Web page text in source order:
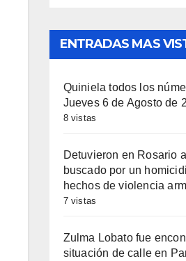
ENTRADAS MAS
Quiniela todos los
Jueves 6 de Agosto de
8 vistas
Detuvieron en Rosario a
buscado por un
hechos de violencia
7 vistas
Zulma Lobato fue
situación de calle en